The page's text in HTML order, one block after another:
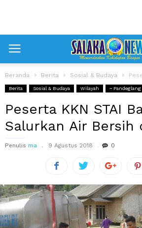
Beranda Berita Sosial & Budaya Peserta
Berita Sosial & Budaya Wilayah ~ Pandeglang
Peserta KKN STAI
Salurkan Air Bersih
Penulis ma 9 Agustus 2018 0